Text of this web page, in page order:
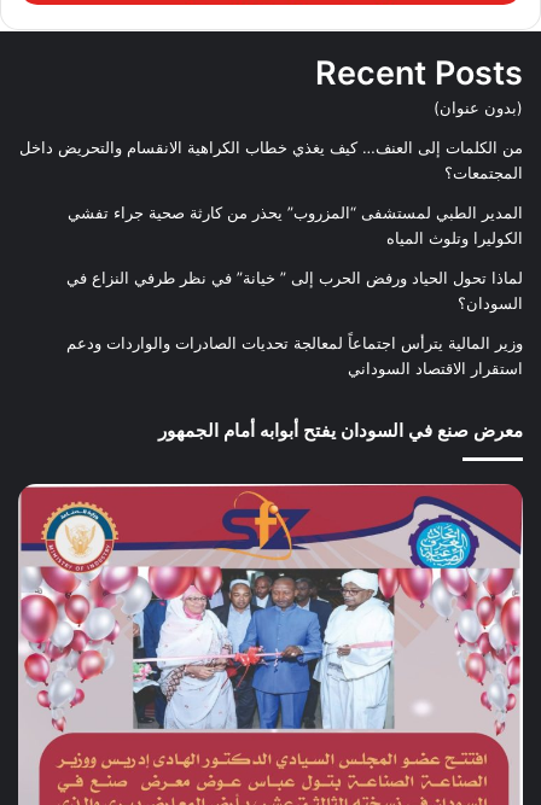
Recent Posts
(بدون عنوان)
من الكلمات إلى العنف… كيف يغذي خطاب الكراهية الانقسام والتحريض داخل
المجتمعات؟
المدير الطبي لمستشفى “المزروب” يحذر من كارثة صحية جراء تفشي
الكوليرا وتلوث المياه
لماذا تحول الحياد ورفض الحرب إلى ” خيانة” في نظر طرفي النزاع في
السودان؟
وزير المالية يترأس اجتماعاً لمعالجة تحديات الصادرات والواردات ودعم
استقرار الاقتصاد السوداني
معرض صنع في السودان يفتح أبوابه أمام الجمهور